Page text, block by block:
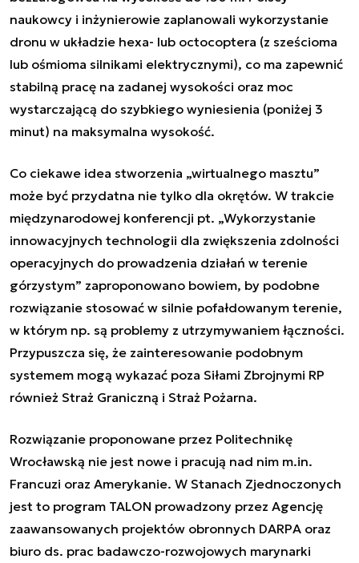
naukowcy i inżynierowie zaplanowali wykorzystanie
dronu w układzie hexa- lub octocoptera (z sześcioma
lub ośmioma silnikami elektrycznymi), co ma zapewnić
stabilną pracę na zadanej wysokości oraz moc
wystarczającą do szybkiego wyniesienia (poniżej 3
minut) na maksymalna wysokość.
Co ciekawe idea stworzenia „wirtualnego masztu”
może być przydatna nie tylko dla okrętów. W trakcie
międzynarodowej konferencji pt. „Wykorzystanie
innowacyjnych technologii dla zwiększenia zdolności
operacyjnych do prowadzenia działań w terenie
górzystym” zaproponowano bowiem, by podobne
rozwiązanie stosować w silnie pofałdowanym terenie,
w którym np. są problemy z utrzymywaniem łączności.
Przypuszcza się, że zainteresowanie podobnym
systemem mogą wykazać poza Siłami Zbrojnymi RP
również Straż Graniczną i Straż Pożarna.
Rozwiązanie proponowane przez Politechnikę
Wrocławską nie jest nowe i pracują nad nim m.in.
Francuzi oraz Amerykanie. W Stanach Zjednoczonych
jest to program TALON prowadzony przez Agencję
zaawansowanych projektów obronnych DARPA oraz
biuro ds. prac badawczo-rozwojowych marynarki